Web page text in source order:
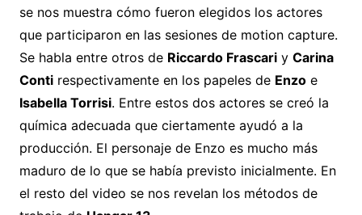
se nos muestra cómo fueron elegidos los actores
que participaron en las sesiones de motion capture.
Se habla entre otros de Riccardo Frascariy Carina
Contirespectivamente en los papeles de Enzoe
Isabella Torrisi. Entre estos dos actores se creó la
química adecuada que ciertamente ayudó a la
producción. El personaje de Enzo es mucho más
maduro de lo que se había previsto inicialmente. En
el resto del video se nos revelan los métodos de